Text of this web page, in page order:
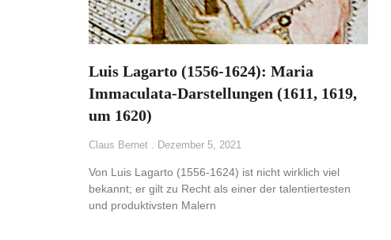
Luis Lagarto (1556-1624): Maria
Immaculata-Darstellungen (1611, 1619,
um 1620)
Claus Bernet Dezember 5, 2021
Von Luis Lagarto (1556-1624) ist nicht wirklich viel
bekannt; er gilt zu Recht als einer der talentiertesten
und produktivsten Malern